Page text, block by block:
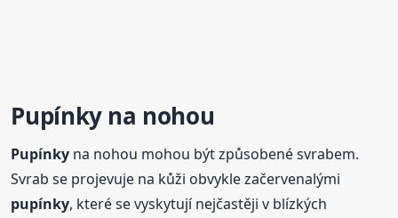
Pupínkyna nohou
Pupínky na nohou mohou být způsobené svrabem.
Svrab se projevuje na kůži obvykle začervenalými
pupínky, které se vyskytují nejčastěji v blízkých